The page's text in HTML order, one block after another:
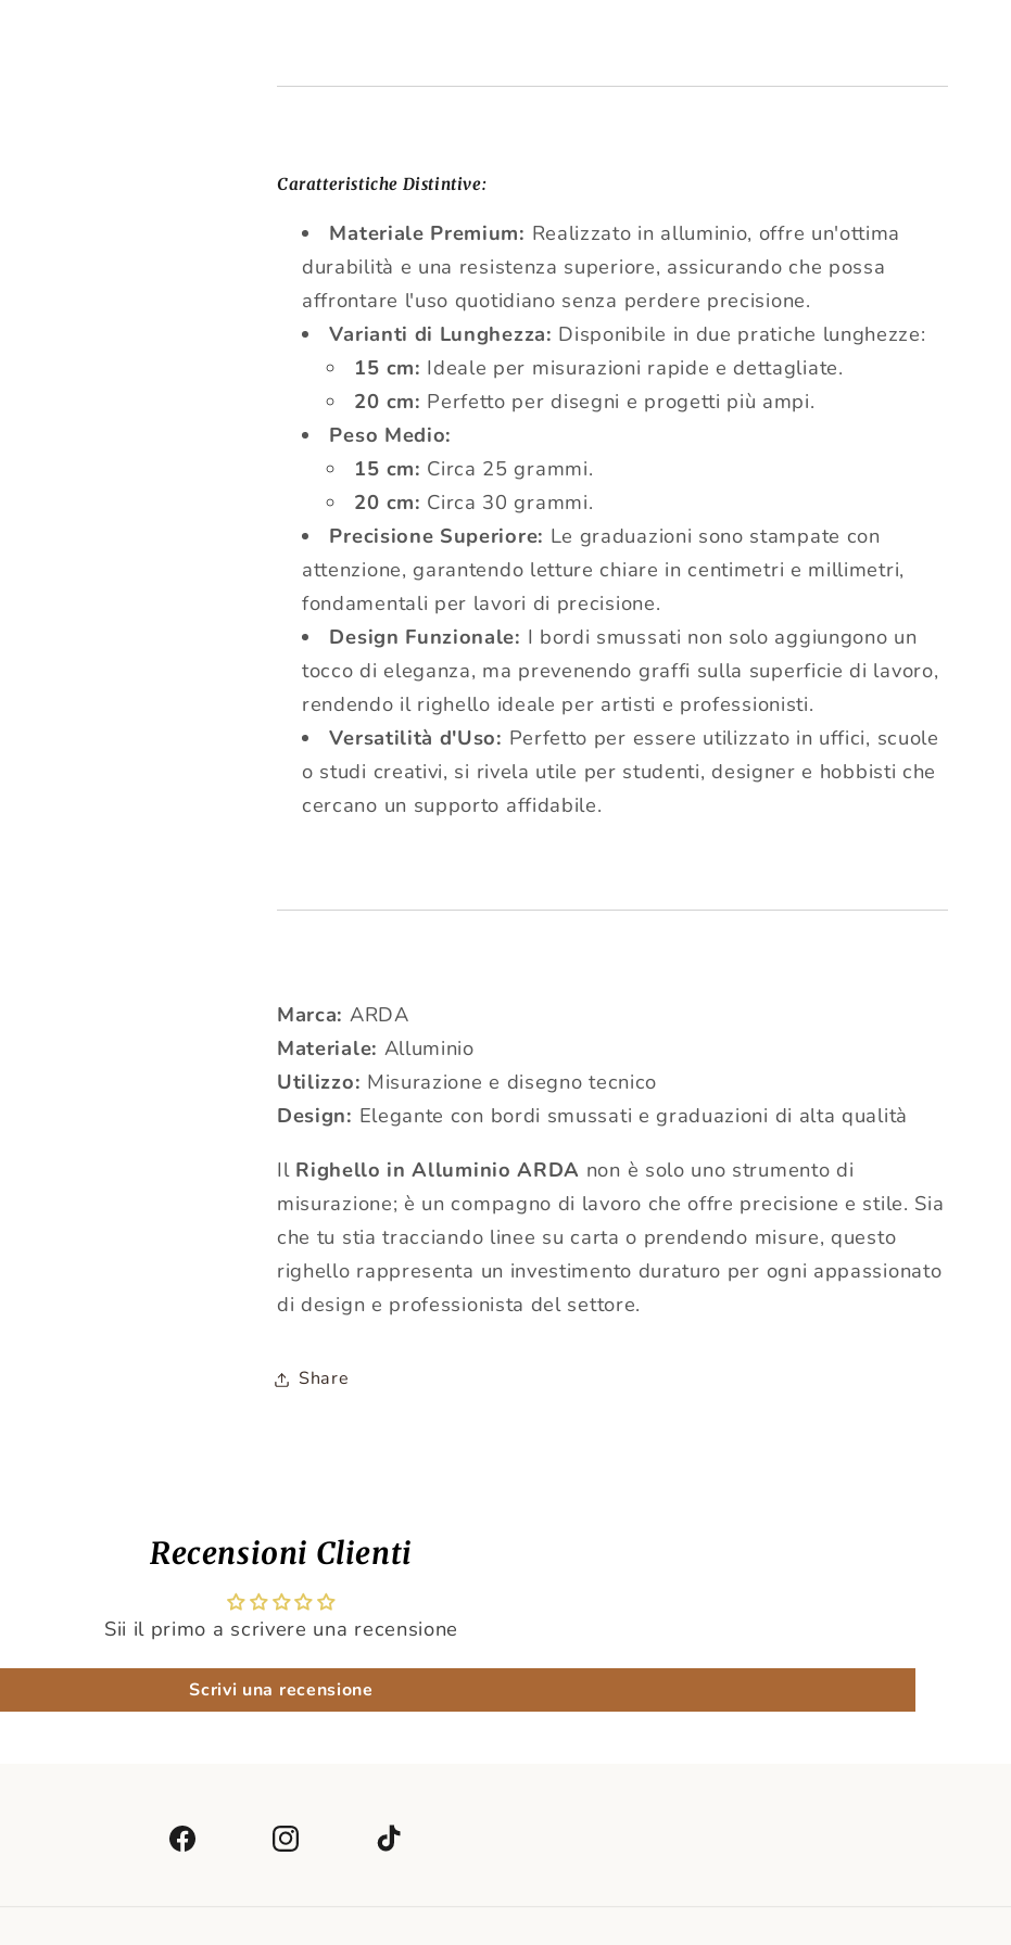
Caratteristiche Distintive:
Materiale Premium: Realizzato in alluminio, offre un'ottima
durabilità e una resistenza superiore, assicurando che possa
affrontare l'uso quotidiano senza perdere precisione.
Varianti di Lunghezza: Disponibile in due pratiche lunghezze:
15 cm: Ideale per misurazioni rapide e dettagliate.
20 cm: Perfetto per disegni e progetti più ampi.
Peso Medio:
15 cm: Circa 25 grammi.
20 cm: Circa 30 grammi.
Precisione Superiore: Le graduazioni sono stampate con
attenzione, garantendo letture chiare in centimetri e millimetri,
fondamentali per lavori di precisione.
Design Funzionale: I bordi smussati non solo aggiungono un
tocco di eleganza, ma prevenendo graffi sulla superficie di lavoro,
rendendo il righello ideale per artisti e professionisti.
Versatilità d'Uso: Perfetto per essere utilizzato in uffici, scuole
o studi creativi, si rivela utile per studenti, designer e hobbisti che
cercano un supporto affidabile.
Marca: ARDA
Materiale: Alluminio
Utilizzo: Misurazione e disegno tecnico
Design: Elegante con bordi smussati e graduazioni di alta qualità
Il Righello in Alluminio ARDA non è solo uno strumento di
misurazione; è un compagno di lavoro che offre precisione e stile. Sia
che tu stia tracciando linee su carta o prendendo misure, questo
righello rappresenta un investimento duraturo per ogni appassionato
di design e professionista del settore.
Share
Recensioni Clienti
Sii il primo a scrivere una recensione
Scrivi una recensione
Facebook Instagram TikTok